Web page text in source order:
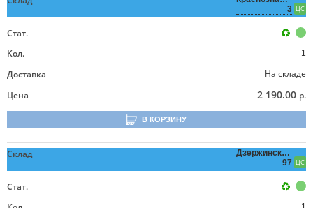
3 ЦС
Стат.
Кол.
1
Доставка
На складе
Цена
2 190.00 р.
В КОРЗИНУ
Склад
Дзержинского,
97 ЦС
Стат.